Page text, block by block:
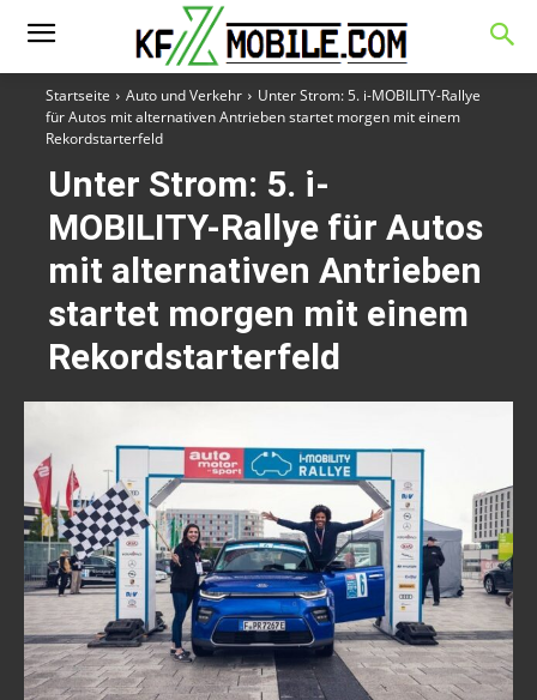
Startseite Auto und Verkehr
Unter Strom: 5. i-MOBILITY-Rallye
für Autos mit alternativen Antrieben startet morgen mit einem
Rekordstarterfeld
Unter Strom: 5. i-
MOBILITY-Rallye für Autos
mit alternativen Antrieben
startet morgen mit einem
Rekordstarterfeld